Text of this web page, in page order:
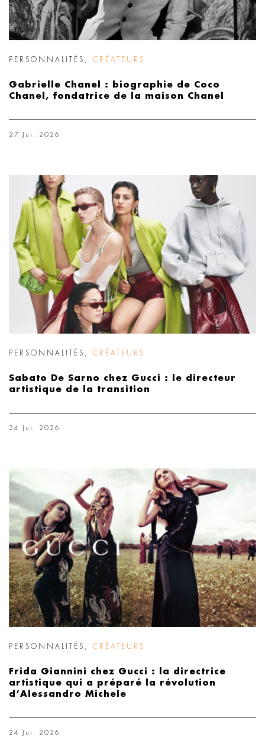
PERSONNALITÉS CRÉATEURS
Gabrielle Chanel : biographie de Coco
Chanel, fondatrice de la maison Chanel
27 Jui. 2026
PERSONNALITÉS CRÉATEURS
Sabato De Sarno chez Gucci : le directeur
artistique de la transition
24 Jui. 2026
PERSONNALITÉS CRÉATEURS
Frida Giannini chez Gucci : la directrice
artistique qui a préparé la révolution
d’Alessandro Michele
24 Jui. 2026